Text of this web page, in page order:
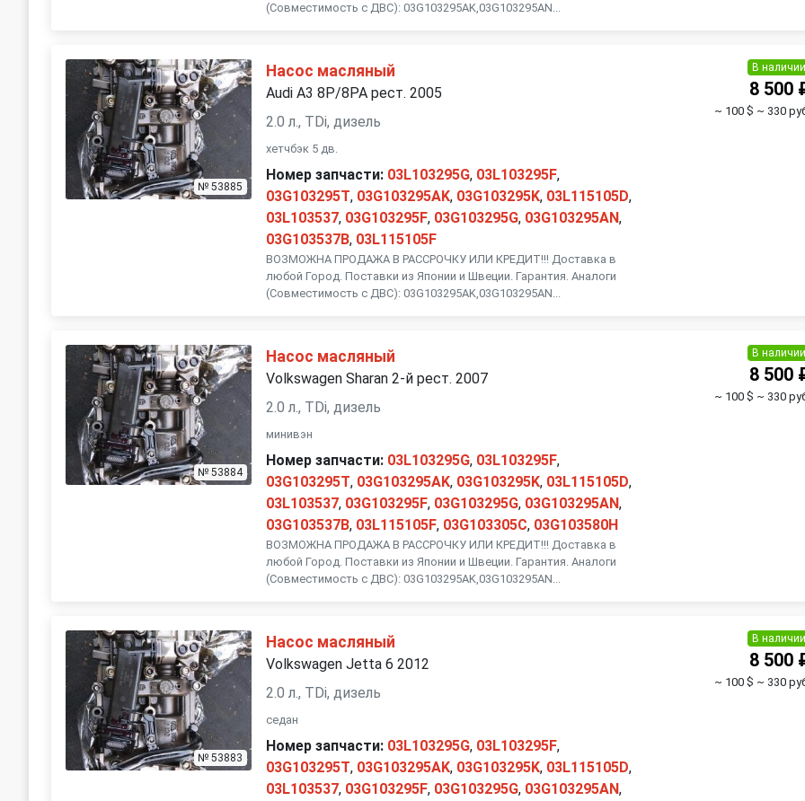
(Совместимость с ДВС): 03G103295AK,03G103295AN...
№ 53885
Насос масляный
Audi A3 8P/8PA рест. 2005
2.0 л., TDi, дизель
хетчбэк 5 дв.
Номер запчасти: 03L103295G, 03L103295F,
03G103295T, 03G103295AK, 03G103295K, 03L115105D,
03L103537, 03G103295F, 03G103295G, 03G103295AN,
03G103537B, 03L115105F
ВОЗМОЖНА ПРОДАЖА В РАССРОЧКУ ИЛИ КРЕДИТ!!! Доставка в
любой Город. Поставки из Японии и Швеции. Гарантия. Аналоги
(Совместимость с ДВС): 03G103295AK,03G103295AN...
В наличии
8 500
~ 100 $ ~ 330
№ 53884
Насос масляный
Volkswagen Sharan 2-й рест. 2007
2.0 л., TDi, дизель
минивэн
Номер запчасти: 03L103295G, 03L103295F,
03G103295T, 03G103295AK, 03G103295K, 03L115105D,
03L103537, 03G103295F, 03G103295G, 03G103295AN,
03G103537B, 03L115105F, 03G103305C, 03G103580H
ВОЗМОЖНА ПРОДАЖА В РАССРОЧКУ ИЛИ КРЕДИТ!!! Доставка в
любой Город. Поставки из Японии и Швеции. Гарантия. Аналоги
(Совместимость с ДВС): 03G103295AK,03G103295AN...
В наличии
8 500
~ 100 $ ~ 330
№ 53883
Насос масляный
Volkswagen Jetta 6 2012
2.0 л., TDi, дизель
седан
Номер запчасти: 03L103295G, 03L103295F,
03G103295T, 03G103295AK, 03G103295K, 03L115105D,
03L103537, 03G103295F, 03G103295G, 03G103295AN,
В наличии
8 500
~ 100 $ ~ 330